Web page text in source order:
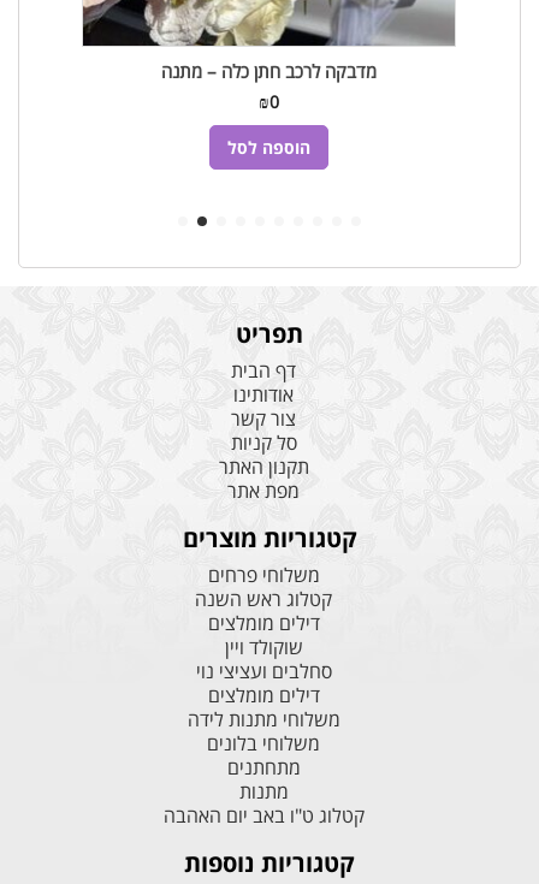
מדבקה לרכב חתן כלה – מתנה
₪0
הוספה לסל
תפריט
דף הבית
אודותינו
צור קשר
סל קניות
תקנון האתר
מפת אתר
קטגוריות מוצרים
משלוחי פרחים
קטלוג ראש השנה
דילים מומלצים
שוקולד ויין
סחלבים ועציצי נוי
דילים מומלצים
משלוחי מתנות לידה
משלוחי בלונים
מתחתנים
מתנות
קטלוג ט"ו באב יום האהבה
קטגוריות נוספות